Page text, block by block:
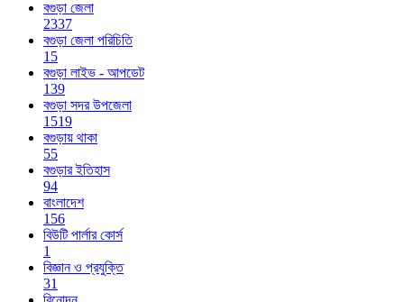
বগুড়া জেলা
2337
বগুড়া জেলা পরিচিতি
15
বগুড়া লাইভ - আপডেট
139
বগুড়া সদর উপজেলা
1519
বগুড়ায় থাকা
55
বগুড়ার ইতিহাস
94
বাংলাদেশ
156
বিউটি পার্লার কোর্স
1
বিজ্ঞান ও প্রযুক্তি
31